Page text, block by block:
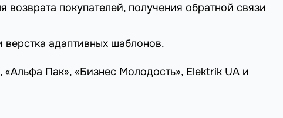
покупателей, получения обратной связи
адаптивных шаблонов.
Пак», «Бизнес Молодость», Elektrik UA и